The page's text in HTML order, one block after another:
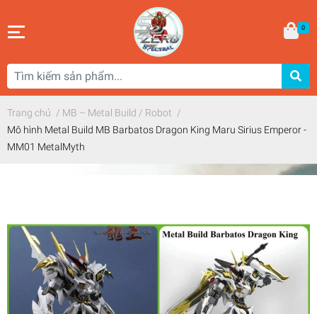
0
Trang chủ / MB – Metal Build / Robot /
Mô hình Metal Build MB Barbatos Dragon King Maru Sirius Emperor -
MM01 MetalMyth